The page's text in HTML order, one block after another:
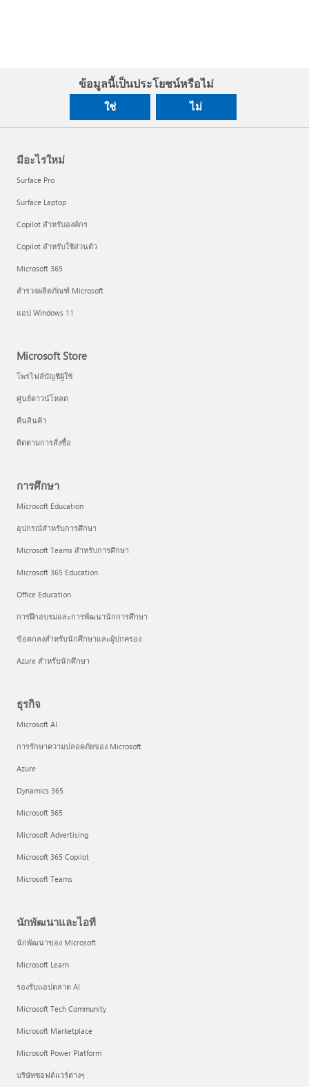
ข้อมูลนี้เป็นประโยชน์หรือไม่
ใช่ ไม่
มีอะไรใหม่
Surface Pro
Surface Laptop
Copilot สำหรับองค์กร
Copilot สำหรับใช้ส่วนตัว
Microsoft 365
สำรวจผลิตภัณฑ์ Microsoft
แอป Windows 11
Microsoft Store
โพรไฟล์บัญชีผู้ใช้
ศูนย์ดาวน์โหลด
คืนสินค้า
ติดตามการสั่งซื้อ
การศึกษา
Microsoft Education
อุปกรณ์สำหรับการศึกษา
Microsoft Teams สำหรับการศึกษา
Microsoft 365 Education
Office Education
การฝึกอบรมและการพัฒนานักการศึกษา
ข้อตกลงสำหรับนักศึกษาและผู้ปกครอง
Azure สำหรับนักศึกษา
ธุรกิจ
Microsoft AI
การรักษาความปลอดภัยของ Microsoft
Azure
Dynamics 365
Microsoft 365
Microsoft Advertising
Microsoft 365 Copilot
Microsoft Teams
นักพัฒนาและไอที
นักพัฒนาของ Microsoft
Microsoft Learn
รองรับแอปตลาด AI
Microsoft Tech Community
Microsoft Marketplace
Microsoft Power Platform
บริษัทซอฟต์แวร์ต่างๆ